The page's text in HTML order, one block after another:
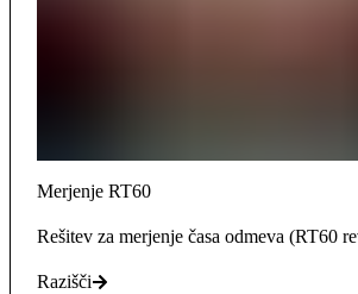
Merjenje RT60
Rešitev za merjenje časa odmeva (RT60
Razišči